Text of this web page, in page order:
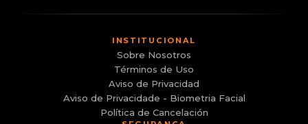
INSTITUCIONAL
Sobre Nosotros
Términos de Uso
Aviso de Privacidad
Aviso de Privacidade - Biometria Facial
Política de Cancelación